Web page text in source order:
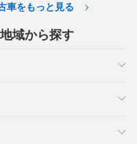
車をもっと見る
域から探す